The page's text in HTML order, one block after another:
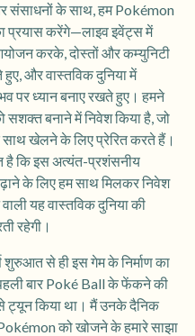
संसाधनों के साथ, हम Pokémon
प्रयास करेंगे—लाइव इवेंट्स में
करके, दोस्तों और कम्युनिटी
और वास्तविक दुनिया में
पर ध्यान बनाए रखते हुए। हमने
सशक्त बनाने में निवेश किया है, जो
साथ खेलने के लिए प्रेरित करते हैं।
है कि इस अत्यंत-प्रशंसनीय
के लिए हम साथ मिलकर निवेश
यह वास्तविक दुनिया की
रहेगी।
शुरुआत से ही इस गेम के निर्माण का
बार Poké Ball के फेंकने की
ट्यून किया था। मैं उनके दैनिक
Pokémon को खोजने के हमारे साझा